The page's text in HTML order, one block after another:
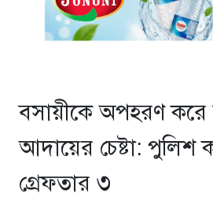
বসায়ীকে অপহরণ করে
আদায়ের চেষ্টা: পুলিশ
গ্রেফতার ৩